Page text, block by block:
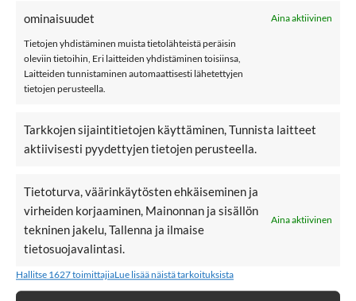
ominaisuudet Aina aktiivinen
Tietojen yhdistäminen muista tietolähteistä peräisin
oleviin tietoihin, Eri laitteiden yhdistäminen toisiinsa,
Laitteiden tunnistaminen automaattisesti lähetettyjen
tietojen perusteella.
Tarkkojen sijaintitietojen käyttäminen, Tunnista laitteet
aktiivisesti pyydettyjen tietojen perusteella.
Tietoturva, väärinkäytösten ehkäiseminen ja
virheiden korjaaminen, Mainonnan ja sisällön
tekninen jakelu, Tallenna ja ilmaise
tietosuojavalintasi.
Aina aktiivinen
Hallitse 1627 toimittajiaLue lisää näistä tarkoituksista
NAME IT NMFALFA08
FRILL softshell-
haalari, Wistful Mauve
56,99
haalari, Woodrose